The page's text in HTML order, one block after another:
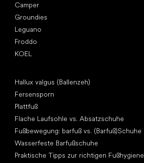
Camper
Groundies
Leguano
Froddo
KOEL
Hallux valgus (Ballenzeh)
Fersensporn
Plattfuß
Flache Laufsohle vs. Absatzschuhe
Fußbewegung: barfuß vs. (Barfuß)Schuhe
Wasserfeste Barfußschuhe
Praktische Tipps zur richtigen Fußhygiene